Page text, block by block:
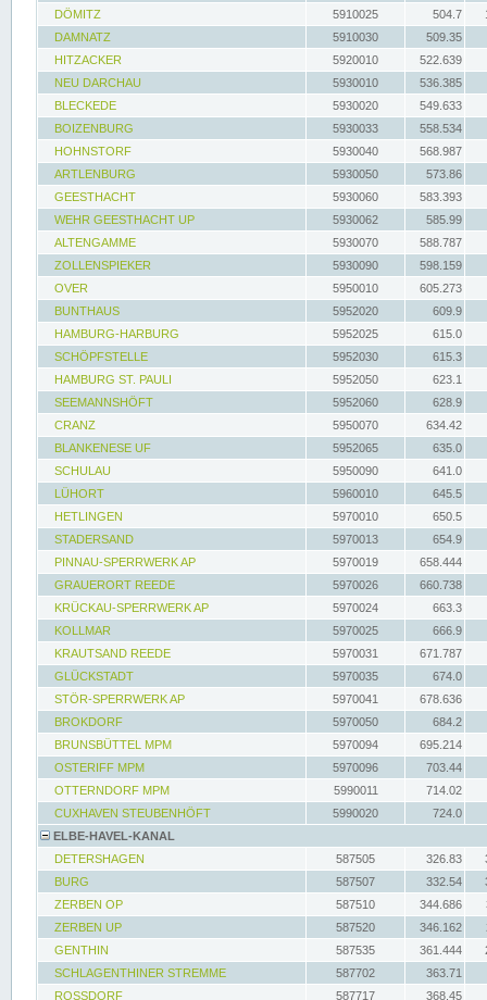
DÖMITZ
5910025 504.7
DAMNATZ
5910030
509.35
HITZACKER
5920010
522.639
NEU DARCHAU
5930010
536.385
BLECKEDE
5930020
549.633
BOIZENBURG
5930033
558.534
HOHNSTORF
5930040
568.987
ARTLENBURG
5930050
573.86
GEESTHACHT
5930060
583.393
WEHR GEESTHACHT UP
5930062
585.99
ALTENGAMME
5930070
588.787
ZOLLENSPIEKER
5930090
598.159
OVER
5950010
605.273
BUNTHAUS
5952020
609.9
HAMBURG-HARBURG
5952025
615.0
SCHÖPFSTELLE
5952030
615.3
HAMBURG ST. PAULI
5952050
623.1
SEEMANNSHÖFT
5952060
628.9
CRANZ
5950070
634.42
BLANKENESE UF
5952065
635.0
SCHULAU
5950090
641.0
LÜHORT
5960010
645.5
HETLINGEN
5970010
650.5
STADERSAND
5970013
654.9
PINNAU-SPERRWERK AP
5970019
658.444
GRAUERORT REEDE
5970026
660.738
KRÜCKAU-SPERRWERK AP
5970024
663.3
KOLLMAR
5970025
666.9
KRAUTSAND REEDE
5970031
671.787
GLÜCKSTADT
5970035
674.0
STÖR-SPERRWERK AP
5970041
678.636
BROKDORF
5970050
684.2
BRUNSBÜTTEL MPM
5970094
695.214
OSTERIFF MPM
5970096
703.44
OTTERNDORF MPM
5990011
714.02
CUXHAVEN STEUBENHÖFT
5990020
724.0
ELBE-HAVEL-KANAL
DETERSHAGEN
587505 326.83
BURG
587507 332.54
ZERBEN OP
587510 344.686
ZERBEN UP
587520 346.162
GENTHIN
587535 361.444
SCHLAGENTHINER STREMME
587702
363.71
ROSSDORF
587717 368.45